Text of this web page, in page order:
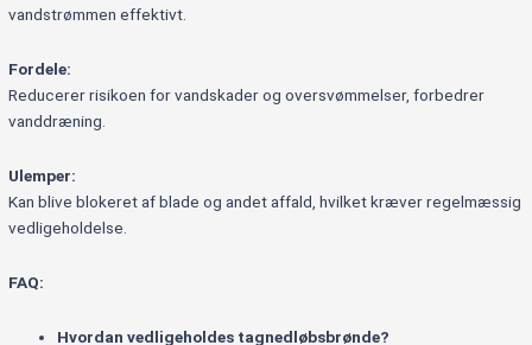
vandstrømmen effektivt.
Fordele:
Reducerer risikoen for vandskader og oversvømmelser, forbedrer
vanddræning.
Ulemper:
Kan blive blokeret af blade og andet affald, hvilket kræver regelmæssig
vedligeholdelse.
FAQ:
Hvordan vedligeholdes tagnedløbsbrønde?